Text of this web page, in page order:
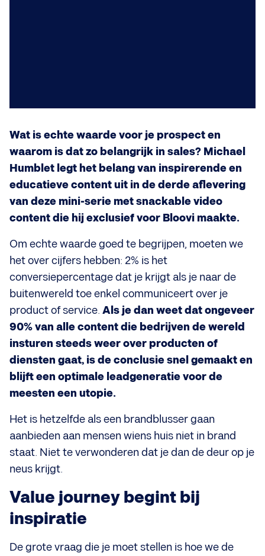
Wat is echte waarde voor je prospect en
waarom is dat zo belangrijk in sales? Michael
Humblet legt het belang van inspirerende en
educatieve content uit in de derde aflevering
van deze mini-serie met snackable video
content die hij exclusief voor Bloovi maakte.
Om echte waarde goed te begrijpen, moeten we
het over cijfers hebben: 2% is het
conversiepercentage dat je krijgt als je naar de
buitenwereld toe enkel communiceert over je
product of service. Als je dan weet dat ongeveer
90% van alle content die bedrijven de wereld
insturen steeds weer over producten of
diensten gaat, is de conclusie snel gemaakt en
blijft een optimale leadgeneratie voor de
meesten een utopie.
Het is hetzelfde als een brandblusser gaan
aanbieden aan mensen wiens huis niet in brand
staat. Niet te verwonderen dat je dan de deur op je
neus krijgt.
Value journey begint bij
inspiratie
De grote vraag die je moet stellen is hoe we de